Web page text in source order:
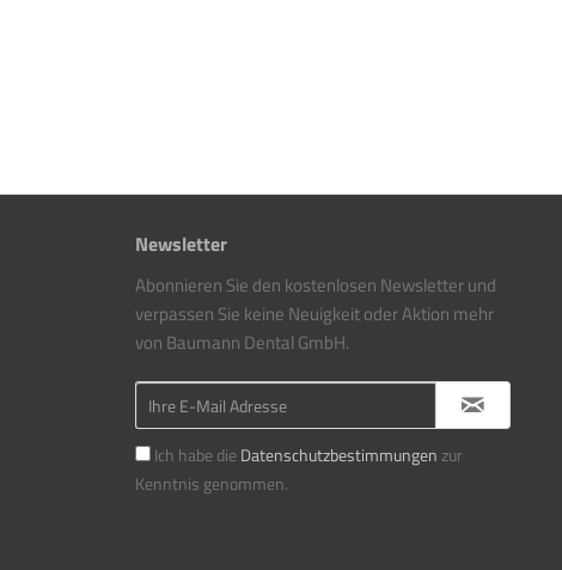
Newsletter
Abonnieren Sie den kostenlosen Newsletter und
verpassen Sie keine Neuigkeit oder Aktion mehr
von Baumann Dental GmbH.
Ich habe dieDatenschutzbestimmungenzur
Kenntnis genommen.